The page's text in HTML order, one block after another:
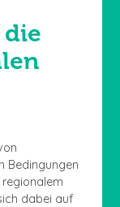
die
Bedingungen
dabei auf